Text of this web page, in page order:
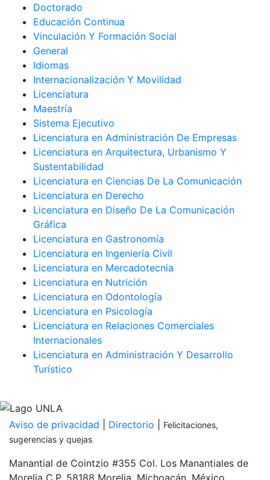
Doctorado
Educación Continua
Vinculación Y Formación Social
General
Idiomas
Internacionalización Y Movilidad
Licenciatura
Maestría
Sistema Ejecutivo
Licenciatura en Administración De Empresas
Licenciatura en Arquitectura, Urbanismo Y
Sustentabilidad
Licenciatura en Ciencias De La Comunicación
Licenciatura en Derecho
Licenciatura en Diseño De La Comunicación
Gráfica
Licenciatura en Gastronomía
Licenciatura en Ingeniería Civil
Licenciatura en Mercadotecnia
Licenciatura en Nutrición
Licenciatura en Odontología
Licenciatura en Psicología
Licenciatura en Relaciones Comerciales
Internacionales
Licenciatura en Administración Y Desarrollo
Turístico
Aviso de privacidad Directorio
Felicitaciones,
sugerencias y quejas
Manantial de Cointzio #355 Col. Los Manantiales de